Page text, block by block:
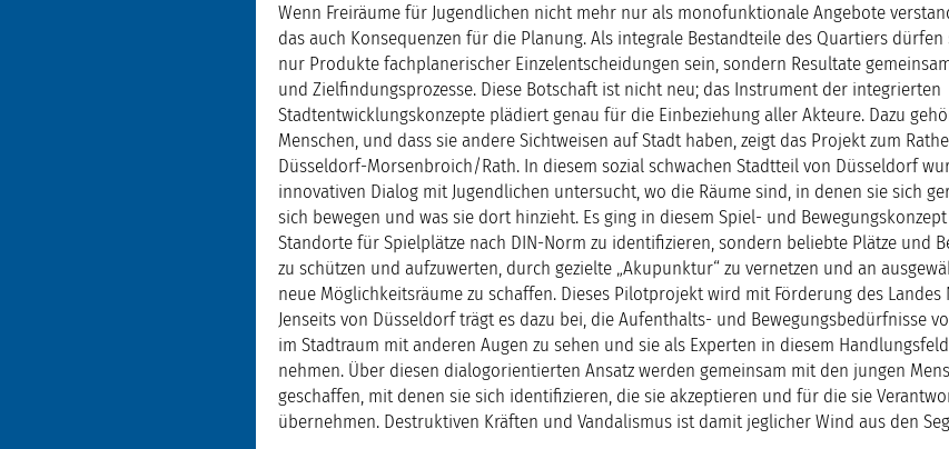
Wenn Freiräume für Jugendlichen nicht mehr nur als monofunktionale Angebote
das auch Konsequenzen für die Planung. Als integrale Bestandteile des Quartiers
nur Produkte fachplanerischer Einzelentscheidungen sein, sondern Resultate
und Zielfindungsprozesse. Diese Botschaft ist nicht neu; das Instrument der integrierten
Stadtentwicklungskonzepte plädiert genau für die Einbeziehung aller Akteure. Dazu
Menschen, und dass sie andere Sichtweisen auf Stadt haben, zeigt das Projekt zum
Düsseldorf-Morsenbroich/Rath. In diesem sozial schwachen Stadtteil von Düsseldorf
innovativen Dialog mit Jugendlichen untersucht, wo die Räume sind, in denen sie sich
sich bewegen und was sie dort hinzieht. Es ging in diesem Spiel- und
Standorte für Spielplätze nach DIN-Norm zu identifizieren, sondern beliebte Plätze und
zu schützen und aufzuwerten, durch gezielte „Akupunktur“ zu vernetzen und an
neue Möglichkeitsräume zu schaffen. Dieses Pilotprojekt wird mit Förderung des Landes
Jenseits von Düsseldorf trägt es dazu bei, die Aufenthalts- und Bewegungsbedürfnisse
im Stadtraum mit anderen Augen zu sehen und sie als Experten in diesem
nehmen. Über diesen dialogorientierten Ansatz werden gemeinsam mit den jungen
geschaffen, mit denen sie sich identifizieren, die sie akzeptieren und für die sie
übernehmen. Destruktiven Kräften und Vandalismus ist damit jeglicher Wind aus den